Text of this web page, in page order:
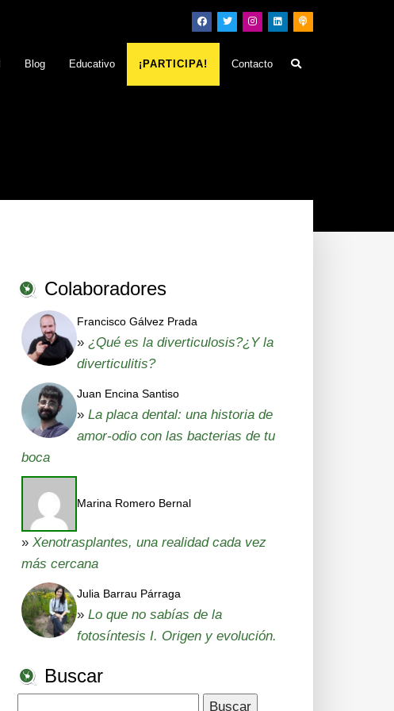
Blog Educativo ¡PARTICIPA! Contacto
Colaboradores
Francisco Gálvez Prada
» ¿Qué es la diverticulosis?¿Y la
diverticulitis?
Juan Encina Santiso
» La placa dental: una historia de
amor-odio con las bacterias de tu
boca
Marina Romero Bernal
» Xenotrasplantes, una realidad cada vez
más cercana
Julia Barrau Párraga
» Lo que no sabías de la
fotosíntesis I. Origen y evolución.
Buscar